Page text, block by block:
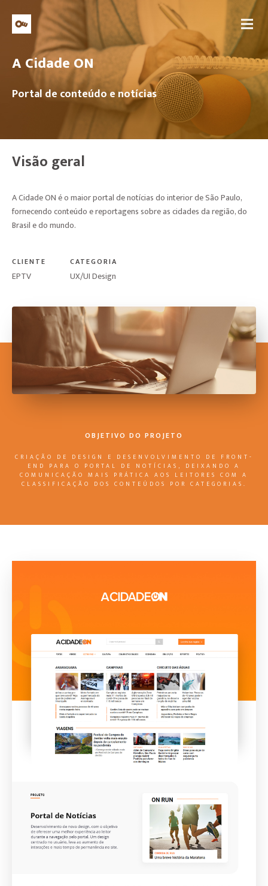
A Cidade ON
Portal de conteúdo e notícias
Visão geral
A Cidade ON é o maior portal de notícias do interior de São Paulo,
fornecendo conteúdo e reportagens sobre as cidades da região, do
Brasil e do mundo.
CLIENTE
EPTV
CATEGORIA
UX/UI Design
OBJETIVO DO PROJETO
CRIAÇÃO DE DESIGN E DESENVOLVIMENTO DE FRONT-
END PARA O PORTAL DE NOTÍCIAS, DEIXANDO A
COMUNICAÇÃO MAIS PRÁTICA AOS LEITORES COM A
CLASSIFICAÇÃO DOS CONTEÚDOS POR CATEGORIAS.